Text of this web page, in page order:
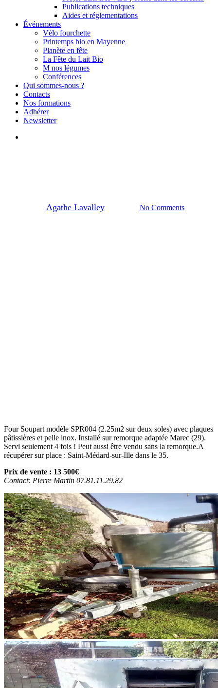
Publications techniques
Aides et réglementations
Événements
Vélo fourchette
Printemps bio en Mayenne
Planète en fête
La Fête du Lait Bio
M nos légumes
Conférences
Qui sommes-nous ?
Contacts
Nos formations
Adhérer
Newsletter
Agathe Lavalley08/06/2026 No Comments
Four Soupart modèle SPR004 (2.25m2 sur deux soles) avec plaques
pâtissières et pelle inox. Installé sur remorque adaptée Marec (29).
Servi seulement 4 fois ! Peut aussi être vendu sans la remorque.A
récupérer sur place : Saint-Médard-sur-Ille dans le 35.
Prix de vente : 13 500€
Contact: Pierre Martin 07.81.11.29.82